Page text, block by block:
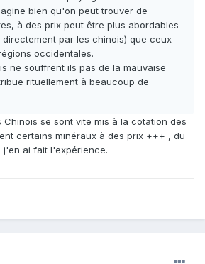
bien qu'on peut trouver de
à des prix peut être plus abordables
par les chinois) que ceux
occidentales.
ne souffrent ils pas de la mauvaise
rituellement à beaucoup de
Chinois se sont vite mis à la cotation des
certains minéraux à des prix +++ , du
j'en ai fait l'expérience.